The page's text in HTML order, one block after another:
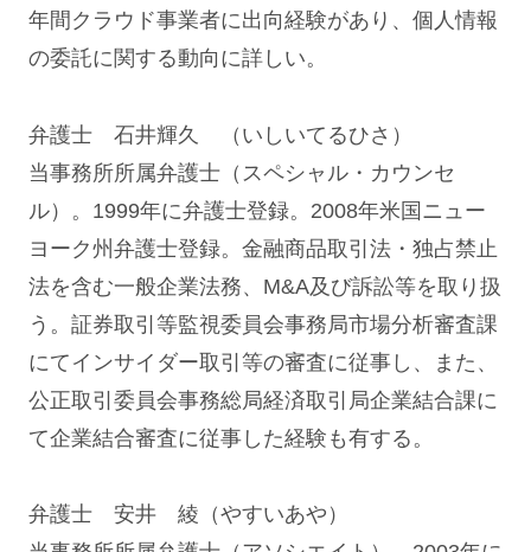
年間クラウド事業者に出向経験があり、個人情報
の委託に関する動向に詳しい。
弁護士 石井輝久 （いしいてるひさ）
当事務所所属弁護士（スペシャル・カウンセ
ル）。1999年に弁護士登録。2008年米国ニュー
ヨーク州弁護士登録。金融商品取引法・独占禁止
法を含む一般企業法務、M&A及び訴訟等を取り扱
う。証券取引等監視委員会事務局市場分析審査課
にてインサイダー取引等の審査に従事し、また、
公正取引委員会事務総局経済取引局企業結合課に
て企業結合審査に従事した経験も有する。
弁護士 安井 綾（やすいあや）